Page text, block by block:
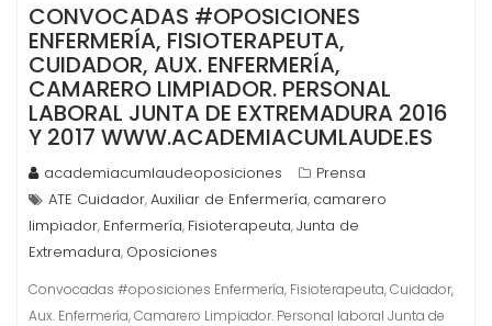
CONVOCADAS #OPOSICIONES
ENFERMERÍA, FISIOTERAPEUTA,
CUIDADOR, AUX. ENFERMERÍA,
CAMARERO LIMPIADOR. PERSONAL
LABORAL JUNTA DE EXTREMADURA 2016
Y 2017 WWW.ACADEMIACUMLAUDE.ES
academiacumlaudeoposiciones
Prensa
ATE Cuidador,Auxiliar de Enfermería, camarero
limpiador, Enfermería, Fisioterapeuta,Junta de
Extremadura, Oposiciones
Convocadas #oposiciones Enfermería, Fisioterapeuta, Cuidador,
Aux. Enfermería, Camarero Limpiador. Personal laboral Junta de